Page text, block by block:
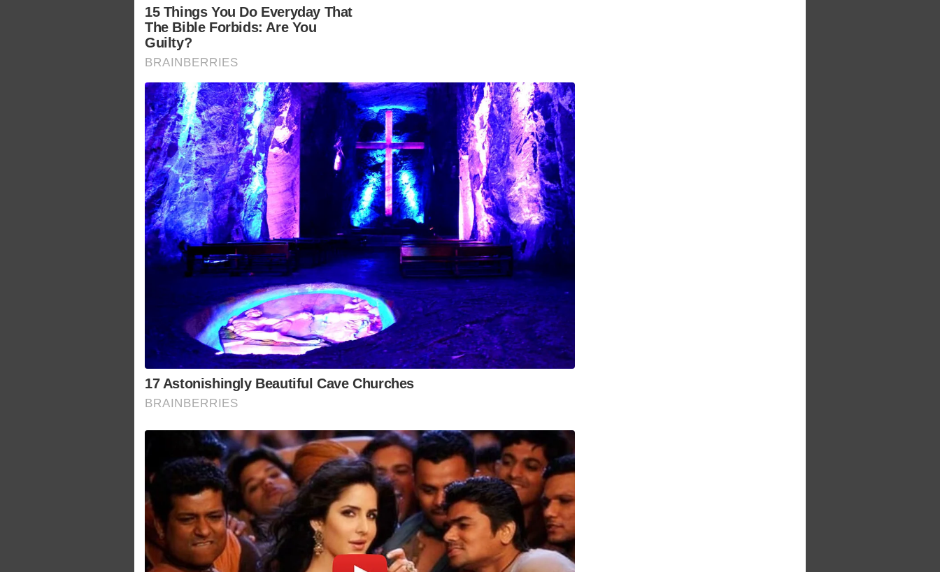
15 Things You Do Everyday That
The Bible Forbids: Are You
Guilty?
BRAINBERRIES
17 Astonishingly Beautiful Cave Churches
BRAINBERRIES